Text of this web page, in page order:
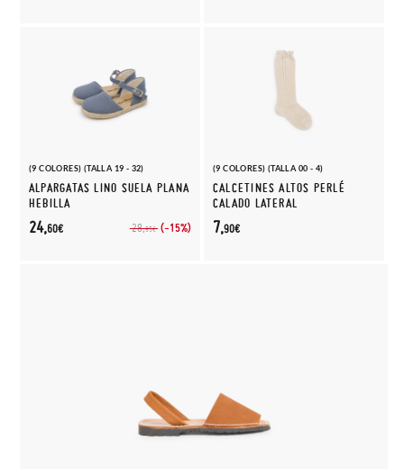
(9 COLORES) (TALLA 19 - 32)
ALPARGATAS LINO SUELA PLANA
HEBILLA
28,95€ (-15%)
24,60€
(9 COLORES) (TALLA 00 - 4)
CALCETINES ALTOS PERLÉ
CALADO LATERAL
7,90€